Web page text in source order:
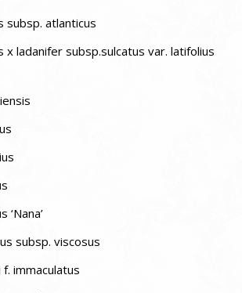
subsp. atlanticus
x ladanifer subsp.sulcatus var. latifolius
‘Nana’
subsp. viscosus
immaculatus